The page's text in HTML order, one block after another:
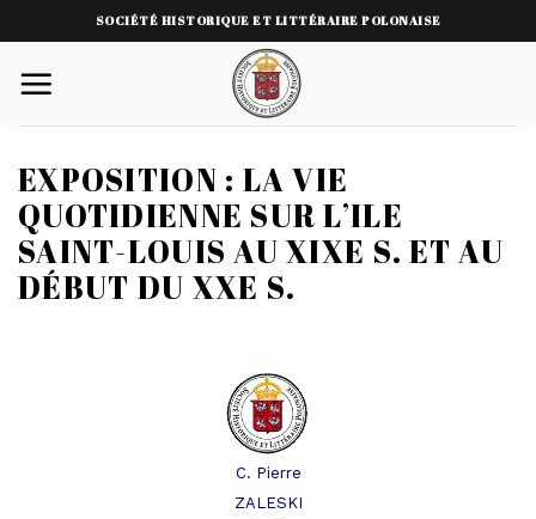
to
content
SOCIÉTÉ HISTORIQUE ET LITTÉRAIRE POLONAISE
EXPOSITION : LA VIE
QUOTIDIENNE SUR L’ILE
SAINT-LOUIS AU XIXE S. ET AU
DÉBUT DU XXE S.
C. Pierre
ZALESKI